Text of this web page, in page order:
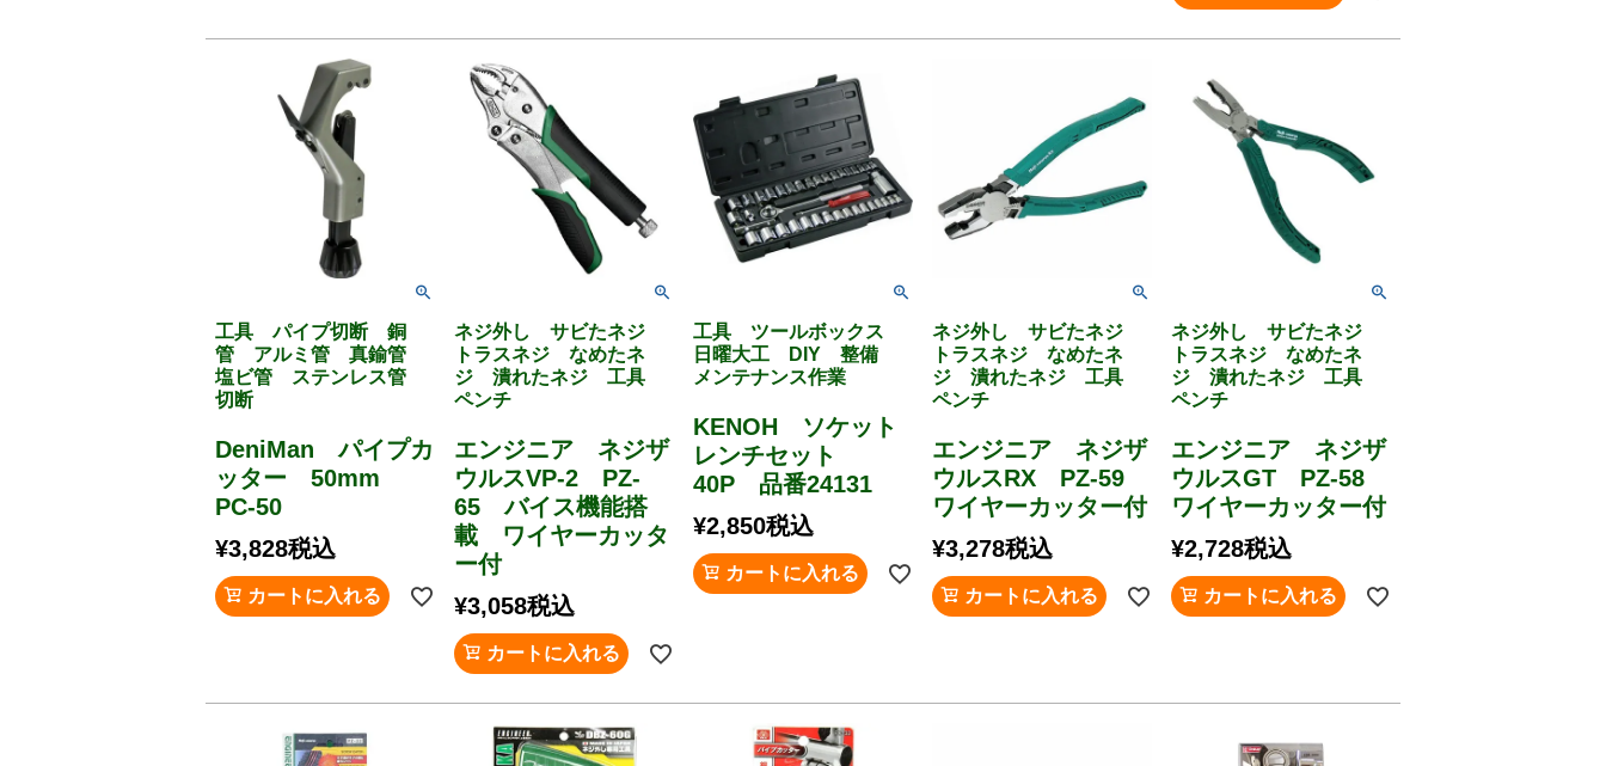
工具 パイプ切断 銅
管 アルミ管 真鍮管
塩ビ管 ステンレス管
切断
DeniMan パイプカ
ッター 50mm
PC-50
¥3,828税込
カートに入れる
ネジ外し サビたネジ
トラスネジ なめたネ
ジ 潰れたネジ 工具
ペンチ
エンジニア ネジザ
ウルスVP-2 PZ-
65 バイス機能搭
載 ワイヤーカッタ
ー付
¥3,058税込
カートに入れる
工具 ツールボックス
日曜大工 DIY 整備
メンテナンス作業
KENOH ソケット
レンチセット
40P 品番24131
¥2,850税込
カートに入れる
ネジ外し サビたネジ
トラスネジ なめたネ
ジ 潰れたネジ 工具
ペンチ
エンジニア ネジザ
ウルスRX PZ-59
ワイヤーカッター付
¥3,278税込
カートに入れる
ネジ外し サビたネジ
トラスネジ なめたネ
ジ 潰れたネジ 工具
ペンチ
エンジニア ネジザ
ウルスGT PZ-58
ワイヤーカッター付
¥2,728税込
カートに入れる